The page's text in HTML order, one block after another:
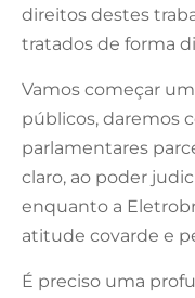
direitos destes
tratados de forma
Vamos começar
públicos, daremos
parlamentares
claro, ao poder
enquanto a
atitude covarde e
É preciso uma